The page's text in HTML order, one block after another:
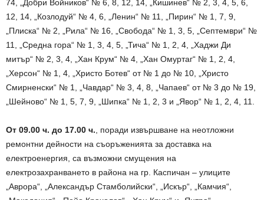
74, „Добри Войников“ № 6, 8, 12, 14, „Кишинев“ № 2, 3, 4, 5, 6,
12, 14, „Козлодуй“ № 4, 6, „Ленин“ № 11, „Пирин“ № 1, 7, 9,
„Плиска“ № 2, „Рила“ № 16, „Свобода“ № 1, 3, 5, „Септември“ №
11, „Средна гора“ № 1, 3, 4, 5, „Тича“ № 1, 2, 4, „Хаджи Ди
митър“ № 2, 3, 4, „Хан Крум“ № 4, „Хан Омуртаг“ № 1, 2, 4,
„Херсон“ № 1, 4, „Христо Ботев“ от № 1 до № 10, „Христо
Смирненски“ № 1, „Чавдар“ № 3, 4, 8, „Чапаев“ от № 3 до № 19,
„Шейново“ № 1, 5, 7, 9, „Шипка“ № 1, 2, 3 и „Явор“ № 1, 2, 4, 11.
От 09.00 ч. до 17.00 ч. , поради извършване на неотложни
ремонтни дейности на съоръженията за доставка на
електроенергия, са възможни смущения на
електрозахранването в района на гр. Каспичан – улиците
„Аврора“, „Александър Стамболийски“, „Искър“, „Камчия“,